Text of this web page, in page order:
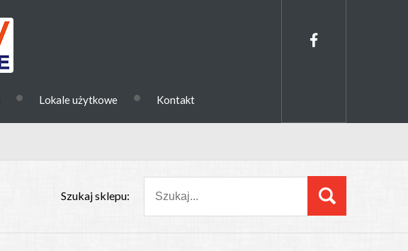
• Lokale użytkowe • Kontakt
Szukaj sklepu: